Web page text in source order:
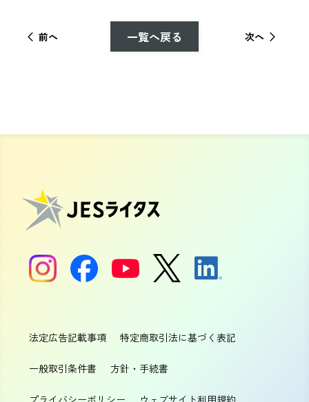
前へ 一覧へ戻る 次へ
法定広告記載事項 特定商取引法に基づく表記
一般取引条件書 方針・手続書
プライバシーポリシー ウェブサイト利用規約